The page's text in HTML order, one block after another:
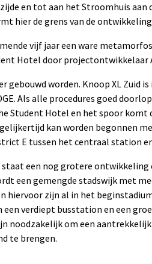
en tot aan het Stroomhuis aan
hier de grens van de
vijf jaar een ware
Hotel door projectontwikkelaar
gebouwd worden. Knoop XL Zuid
Als alle procedures goed
Student Hotel en het spoor
kan worden begonnen
E tussen het centraal station
een nog grotere
een gemengde stadswijk met
hiervoor zijn al in het
verdiept busstation en een
noodzakelijk om een
te brengen.